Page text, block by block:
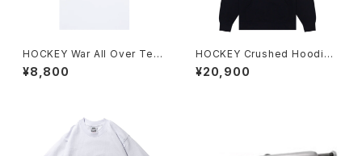
HOCKEY War All Over Tee
ホワイト
¥8,800
HOCKEY Crushed Hoodie
ブラック
¥20,900